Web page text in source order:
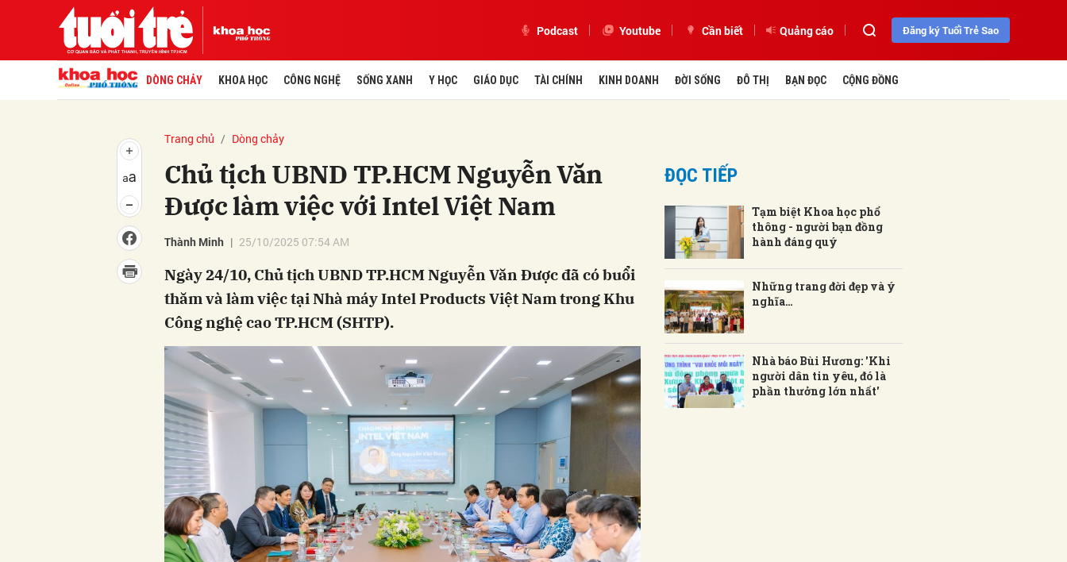
Podcast Youtube Cần biết Quảng cáo Đăng ký Tuổi Trẻ Sao
DÒNG CHẢY KHOA HỌC CÔNG NGHỆ SỐNG XANH Y HỌC GIÁO DỤC TÀI CHÍNH KINH DOANH ĐỜI SỐNG ĐÔ THỊ BẠN ĐỌC CỘNG ĐỒNG
Trang chủ Dòng chảy
Chủ tịch UBND TP.HCM Nguyễn Văn
Được làm việc với Intel Việt Nam
Thành Minh 25/10/2025 07:54 AM
Ngày 24/10, Chủ tịch UBND TP.HCM Nguyễn Văn Được đã có buổi
thăm và làm việc tại Nhà máy Intel Products Việt Nam trong Khu
Công nghệ cao TP.HCM (SHTP).
ĐỌC TIẾP
Tạm biệt Khoa học phổ
thông - người bạn đồng
hành đáng quý
Những trang đời đẹp và ý
nghĩa…
Nhà báo Bùi Hương: 'Khi
người dân tin yêu, đó là
phần thưởng lớn nhất'